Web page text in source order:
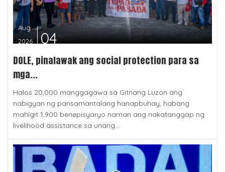
Aug
2026
04
DOLE, pinalawak ang social protection para sa
mga...
Halos 20,000 manggagawa sa Gitnang Luzon ang
nabigyan ng pansamantalang hanapbuhay, habang
mahigit 1,900 benepisyaryo naman ang nakatanggap ng
livelihood assistance sa unang...